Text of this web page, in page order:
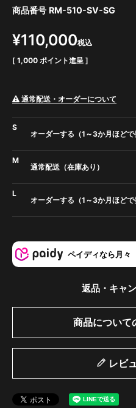
商品番号 RM-510-SV-SG
¥110,000税込
[ 1,000 ポイント進呈 ]
通常配送・オーダーについて
S
オーダーする（1～3か月ほどで
M
通常配送（在庫あり）
L
オーダーする（1～3か月ほどで
ペイディなら月々
返品・キャ
商品について
レビ